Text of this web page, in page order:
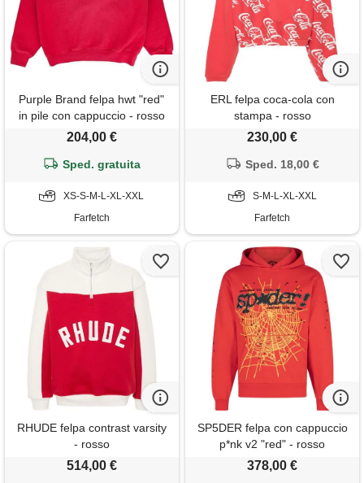
Purple Brand felpa hwt "red"
in pile con cappuccio - rosso
204,00 €
Sped. gratuita
XS-S-M-L-XL-XXL
Farfetch
ERL felpa coca-cola con
stampa - rosso
230,00 €
Sped. 18,00 €
S-M-L-XL-XXL
Farfetch
RHUDE felpa contrast varsity
- rosso
514,00 €
SP5DER felpa con cappuccio
p*nk v2 "red" - rosso
378,00 €